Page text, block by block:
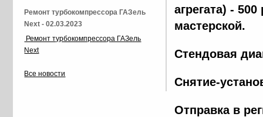
агрегата) -
мастерской.
Стендовая
Снятие-
Отправка в
Ремонт турбокомпрессора ГАЗель
Next - 02.03.2023
Ремонт турбокомпрессора ГАЗель
Next
Все новости